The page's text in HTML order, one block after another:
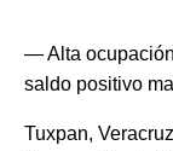
— Alta
saldo positivo
Tuxpan,